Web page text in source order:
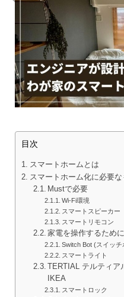
目次
スマートホームとは
スマートホーム化に必要な
Mustで必要
Wi-Fi環境
スマートスピーカー
スマートリモコン
家電を操作するため
Switch Bot (スイッチ
スマートライト
TERTIAL テルティ
IKEA
スマートロック